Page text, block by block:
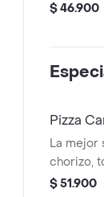
$ 46.900
Pizza
La mejor
chorizo,
$ 51.900